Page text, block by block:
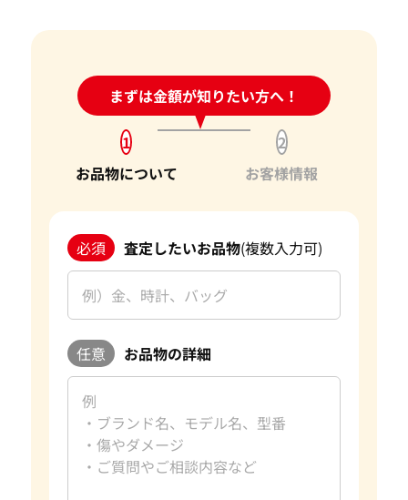
ダイヤモンドの買取価格には、どんなことが影響しま
身分証明書がなぜ必要？
まずは金額が知りたい方へ！
24時間受付中!問い合わせフォーム
1
お品物について
2
お客様情報
必須 査定したいお品物(複数入力可)
任意 お品物の詳細